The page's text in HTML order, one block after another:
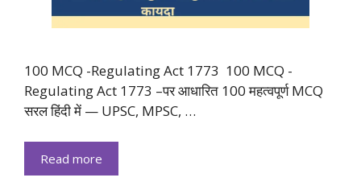
100 MCQ -Regulating Act 1773 100 MCQ -
Regulating Act 1773 –पर आधारित 100 महत्वपूर्ण MCQ
सरल हिंदी में — UPSC, MPSC, …
Read more